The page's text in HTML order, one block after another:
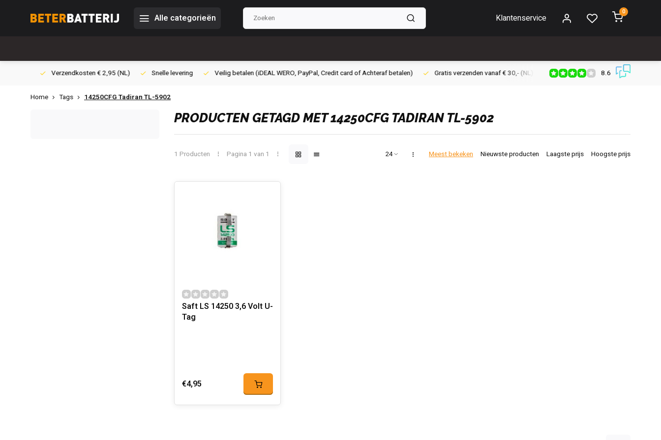
Alle categorieën Klantenservice
0
Verzendkosten € 2,95 (NL) Snelle levering Veilig betalen (iDEAL WERO, PayPal, Credit card of Achteraf betalen) Gratis verzenden vanaf € 30,- (NL) Verzendkosten € 2,95 (NL)
8.6
Home Tags 14250CFG Tadiran TL-5902
PRODUCTEN GETAGD MET 14250CFG TADIRAN TL-5902
1 Producten Pagina 1 van 1 Meest bekeken Nieuwste producten Laagste prijs Hoogste prijs
Saft LS 14250 3,6 Volt U-
Tag
€4,95